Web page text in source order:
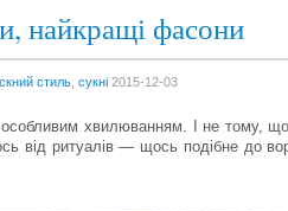
найкращі фасони
стиль сукні 2015-12-03
хвилюванням. І не тому,
від ритуалів — щось подібне до